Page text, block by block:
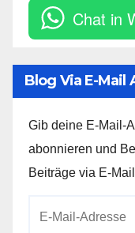
Chat in
Blog Via E-Mail
Gib deine E-Mail-
abonnieren und
Beiträge via E-